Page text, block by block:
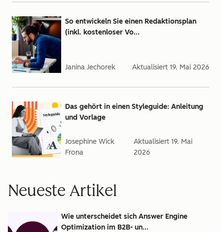
So entwickeln Sie einen Redaktionsplan
(inkl. kostenloser Vo...
Janina Jechorek Aktualisiert 19. Mai 2026
Das gehört in einen Styleguide: Anleitung
und Vorlage
Josephine Wick
Frona
Aktualisiert19. Mai
2026
Neueste Artikel
Wie unterscheidet sich Answer Engine
Optimization im B2B- un...